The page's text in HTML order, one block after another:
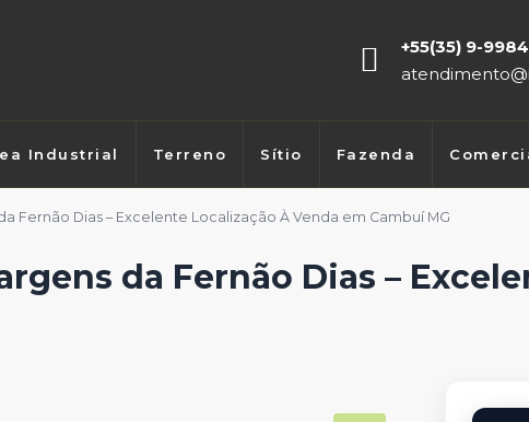
+55(35) 9-
Industrial Terreno Sítio Fazenda
Fernão Dias – Excelente Localização À Venda em Cambuí MG
da Fernão Dias –